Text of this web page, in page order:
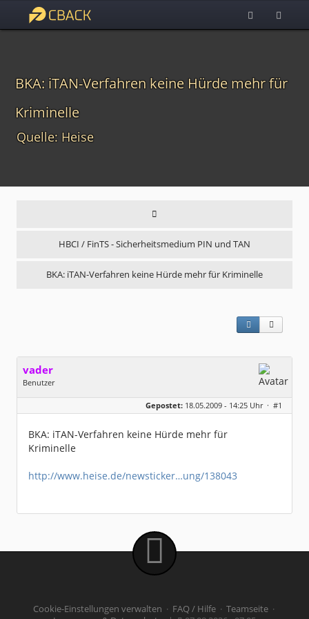
BKA: iTAN-Verfahren keine Hürde mehr für
Kriminelle
Quelle: Heise
HBCI / FinTS - Sicherheitsmedium PIN und TAN
BKA: iTAN-Verfahren keine Hürde mehr für Kriminelle
vader
Benutzer
Geschlecht:
keine Angabe
Dabei seit:
12 / 2004
Gepostet: 18.05.2009 - 14:25 Uhr · #1
BKA: iTAN-Verfahren keine Hürde mehr für
Kriminelle
http://www.heise.de/newsticker…ung/138043
Cookie-Einstellungen verwalten · FAQ / Hilfe· Teamseite·